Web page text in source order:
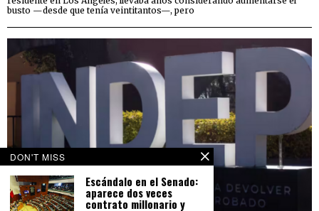
busto —desde que tenía veintitantos—, pero
DON'T MISS
Escándalo en el Senado:
aparece dos veces
contrato millonario y